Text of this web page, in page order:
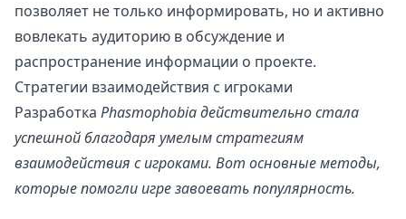
позволяет не только информировать, но и активно
вовлекать аудиторию в обсуждение и
распространение информации о проекте.
Стратегии взаимодействия с игроками
Разработка Phasmophobia действительно стала
успешной благодаря умелым стратегиям
взаимодействия с игроками. Вот основные методы,
которые помогли игре завоевать популярность.